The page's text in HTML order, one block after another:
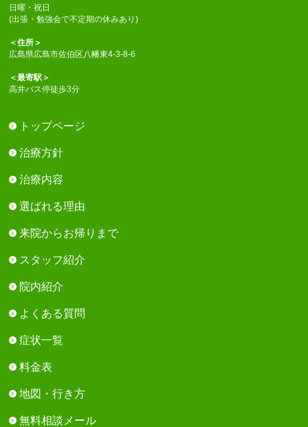
日曜・祝日
(出張・勉強会で不定期の休みあり)
＜住所＞
広島県広島市佐伯区八幡東4-3-8-6
＜最寄駅＞
高井バス停徒歩3分
トップページ
治療方針
治療内容
選ばれる理由
来院からお帰りまで
スタッフ紹介
院内紹介
よくある質問
症状一覧
料金表
地図・行き方
無料相談メール